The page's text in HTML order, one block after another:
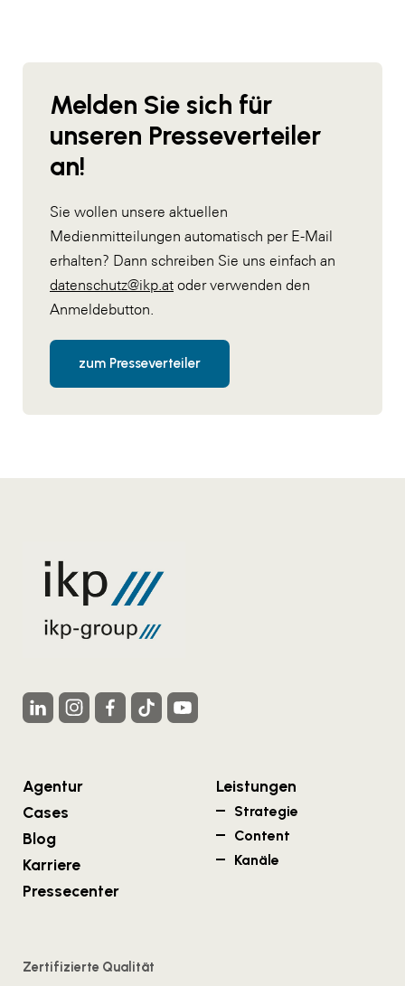
Melden Sie sich für
unseren Presseverteiler
an!
Sie wollen unsere aktuellen
Medienmitteilungen automatisch per E-Mail
erhalten? Dann schreiben Sie uns einfach an
datenschutz@ikp.at oder verwenden den
Anmeldebutton.
zum Presseverteiler
Agentur
Cases
Blog
Karriere
Pressecenter
Leistungen
Strategie
Content
Kanäle
Zertifizierte Qualität